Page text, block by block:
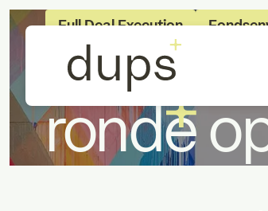
Full Deal Execution
Pre-
ronde